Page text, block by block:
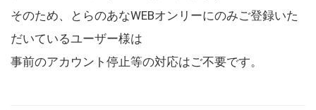
そのため、とらのあなWEBオンリーにのみご登録いた
だいているユーザー様は
事前のアカウント停止等の対応はご不要です。